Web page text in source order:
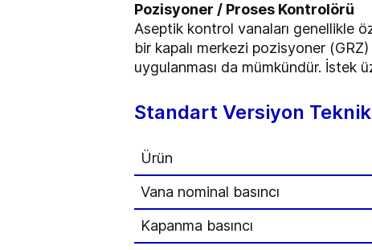
Pozisyoner / Proses Kontrolörü
Aseptik kontrol vanaları genellikle
bir kapalı merkezi pozisyoner
uygulanması da mümkündür. İstek
Standart Versiyon
Ürün
Vana nominal basıncı
Kapanma basıncı